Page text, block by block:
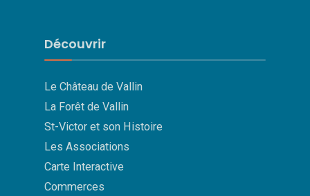
Découvrir
Le Château de Vallin
La Forêt de Vallin
St-Victor et son Histoire
Les Associations
Carte Interactive
Commerces